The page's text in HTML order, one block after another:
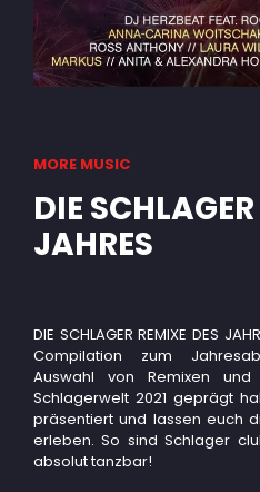
MORE MUSIC
DIE
JAHRES
DIE SCHLAGER REMIXE DES
Compilation zum
Auswahl von Remixen
Schlagerwelt 2021 geprägt
präsentiert und lassen euch
erleben. So sind Schlager
absolut tanzbar!